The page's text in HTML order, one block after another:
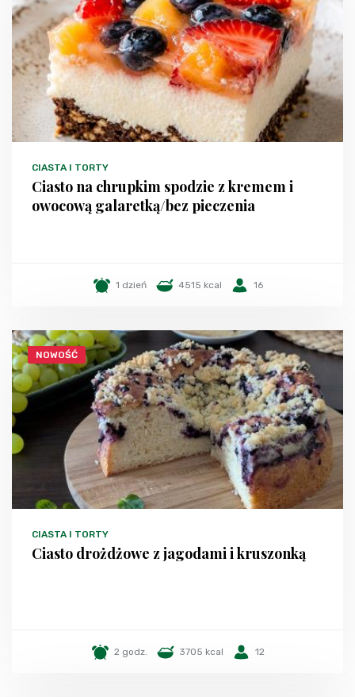
CIASTA I TORTY
Ciasto na chrupkim spodzie z kremem i
owocową galaretką/bez pieczenia
1 dzień 4515 kcal 16
NOWOŚĆ
CIASTA I TORTY
Ciasto drożdżowe z jagodami i kruszonką
2 godz. 3705 kcal 12